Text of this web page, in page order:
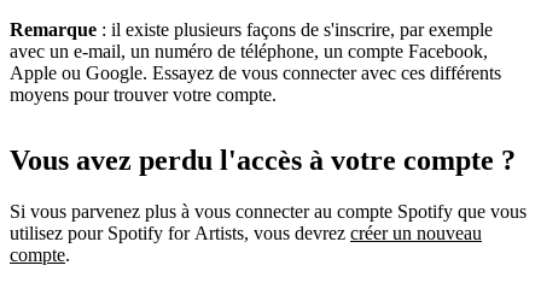
Remarque : il existe plusieurs façons de s'inscrire, par exemple
avec un e-mail, un numéro de téléphone, un compte Facebook,
Apple ou Google. Essayez de vous connecter avec ces différents
moyens pour trouver votre compte.
Vous avez perdu l'accès à votre compte ?
Si vous parvenez plus à vous connecter au compte Spotify que vous
utilisez pour Spotify for Artists, vous devrez créer un nouveau
compte.